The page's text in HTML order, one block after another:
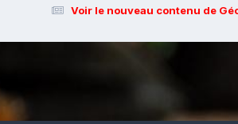
Voir le nouveau contenu de